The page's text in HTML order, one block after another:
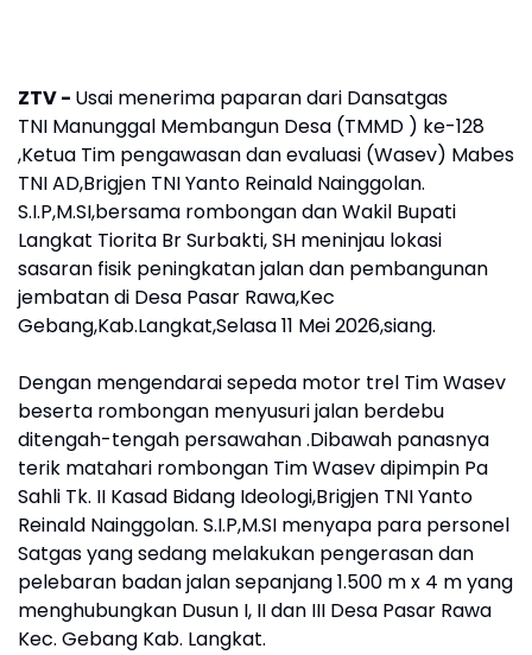
ZTV - Usai menerima paparan dari Dansatgas
TNI Manunggal Membangun Desa (TMMD ) ke-128
,Ketua Tim pengawasan dan evaluasi (Wasev) Mabes
TNI AD,Brigjen TNI Yanto Reinald Nainggolan.
S.I.P,M.SI,bersama rombongan dan Wakil Bupati
Langkat Tiorita Br Surbakti, SH meninjau lokasi
sasaran fisik peningkatan jalan dan pembangunan
jembatan di Desa Pasar Rawa,Kec
Gebang,Kab.Langkat,Selasa 11 Mei 2026,siang.
Dengan mengendarai sepeda motor trel Tim Wasev
beserta rombongan menyusuri jalan berdebu
ditengah-tengah persawahan .Dibawah panasnya
terik matahari rombongan Tim Wasev dipimpin Pa
Sahli Tk. II Kasad Bidang Ideologi,Brigjen TNI Yanto
Reinald Nainggolan. S.I.P,M.SI menyapa para personel
Satgas yang sedang melakukan pengerasan dan
pelebaran badan jalan sepanjang 1.500 m x 4 m yang
menghubungkan Dusun I, II dan III Desa Pasar Rawa
Kec. Gebang Kab. Langkat.